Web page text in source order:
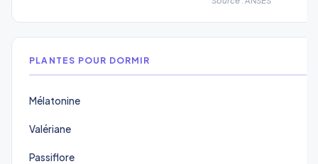
PLANTES POUR DORMIR
Mélatonine
Valériane
Passiflore